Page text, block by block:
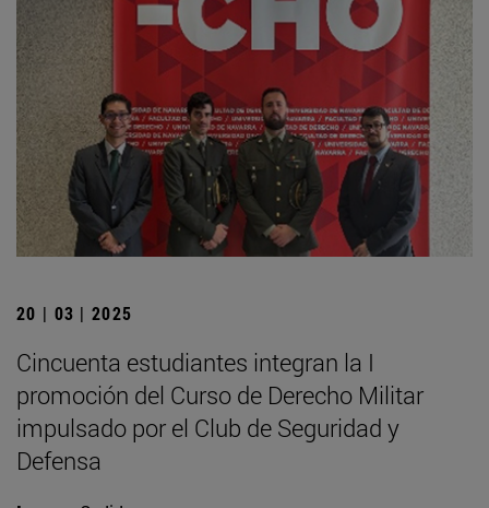
20 | 03 | 2025
Cincuenta estudiantes integran la I
promoción del Curso de Derecho Militar
impulsado por el Club de Seguridad y
Defensa